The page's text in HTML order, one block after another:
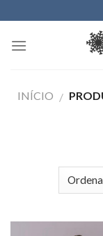
to
content
INÍCIO /